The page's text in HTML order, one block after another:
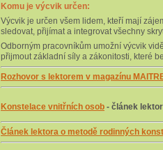
Komu je výcvik určen:
Výcvik je určen všem lidem, kteří mají
sledovat, přijímat a integrovat všechny
Odborným pracovníkům umožní výcvik
přijmout základní síly a zákonitosti, které
Rozhovor s lektorem v magazínu
Konstelace vnitřních osob - článek
Článek lektora o metodě rodinných